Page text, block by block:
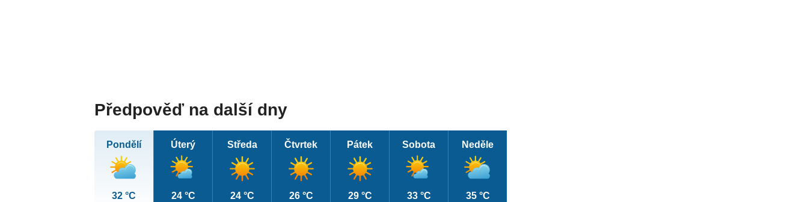
Předpověď na další dny
Pondělí
32 °C
Úterý
24 °C
Středa
24 °C
Čtvrtek
26 °C
Pátek
29 °C
Sobota
33 °C
Neděle
35 °C